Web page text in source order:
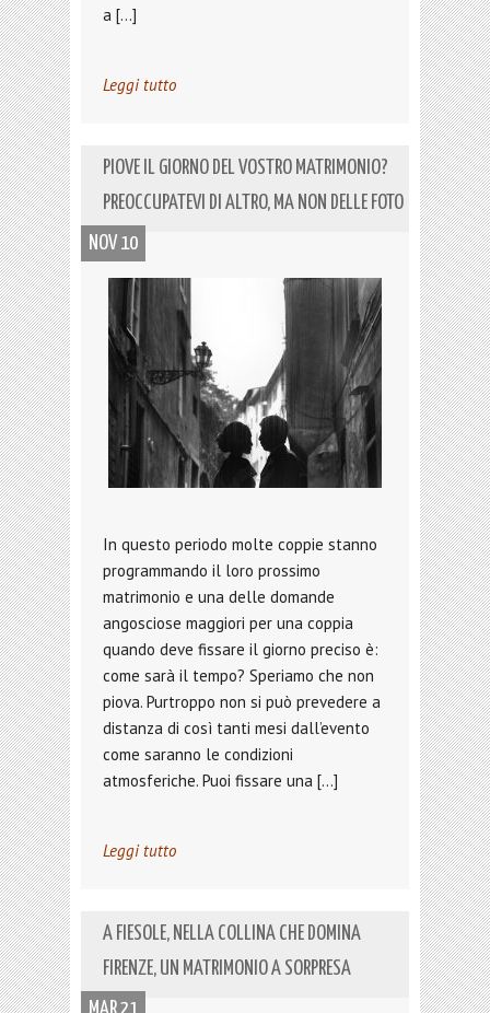
a […]
Leggi tutto
PIOVE IL GIORNO DEL VOSTRO MATRIMONIO?
PREOCCUPATEVI DI ALTRO, MA NON DELLE FOTO
NOV 10
In questo periodo molte coppie stanno
programmando il loro prossimo
matrimonio e una delle domande
angosciose maggiori per una coppia
quando deve fissare il giorno preciso è:
come sarà il tempo? Speriamo che non
piova. Purtroppo non si può prevedere a
distanza di così tanti mesi dall’evento
come saranno le condizioni
atmosferiche. Puoi fissare una […]
Leggi tutto
A FIESOLE, NELLA COLLINA CHE DOMINA
FIRENZE, UN MATRIMONIO A SORPRESA